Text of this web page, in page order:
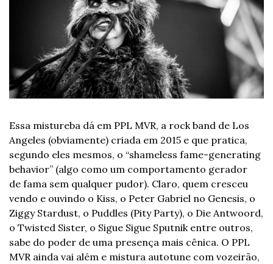
Essa mistureba dá em PPL MVR, a rock band de Los
Angeles (obviamente) criada em 2015 e que pratica,
segundo eles mesmos, o “shameless fame-generating
behavior” (algo como um comportamento gerador
de fama sem qualquer pudor). Claro, quem cresceu
vendo e ouvindo o Kiss, o Peter Gabriel no Genesis, o
Ziggy Stardust, o Puddles (Pity Party), o Die Antwoord,
o Twisted Sister, o Sigue Sigue Sputnik entre outros,
sabe do poder de uma presença mais cênica. O PPL
MVR ainda vai além e mistura autotune com vozeirão,